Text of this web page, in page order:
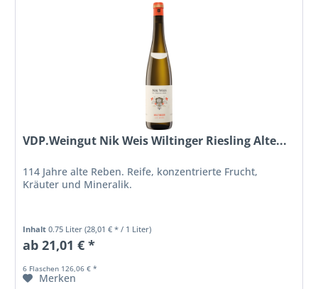
VDP.Weingut Nik Weis Wiltinger Riesling Alte...
114 Jahre alte Reben. Reife, konzentrierte Frucht,
Kräuter und Mineralik.
Inhalt0.75 Liter(28,01 € * / 1 Liter)
ab 21,01 € *
6 Flaschen 126,06 € *
Merken